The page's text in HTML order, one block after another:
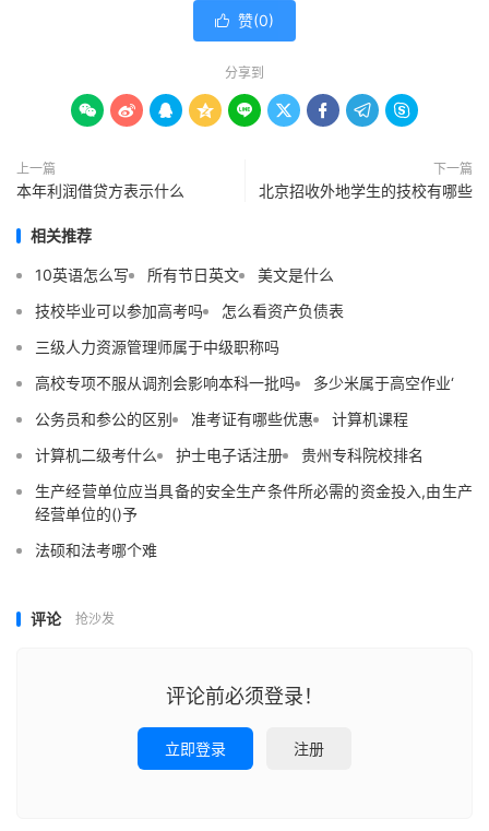
 赞(0)
分享到
        
上一篇
本年利润借贷方表示什么
下一篇
北京招收外地学生的技校有哪些
相关推荐
10英语怎么写 所有节日英文
美文是什么
技校毕业可以参加高考吗
怎么看资产负债表
三级人力资源管理师属于中级职称吗
高校专项不服从调剂会影响本科一批吗
多少米属于高空作业‘
公务员和参公的区别
准考证有哪些优惠
计算机课程
计算机二级考什么
护士电子话注册
贵州专科院校排名
生产经营单位应当具备的安全生产条件所必需的资金投入,由生产
经营单位的()予
法硕和法考哪个难
评论 抢沙发
评论前必须登录！
立即登录 注册